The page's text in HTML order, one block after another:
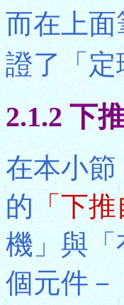
而在上
證了「定
2.1.2 下
在本小
的「下推
機」與
個元件－